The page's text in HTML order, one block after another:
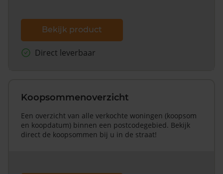
Bekijk product
Direct leverbaar
Koopsommenoverzicht
Een overzicht van alle verkochte woningen (koopsom
en koopdatum) binnen een postcodegebied. Bekijk
direct de koopsommen bij u in de straat!